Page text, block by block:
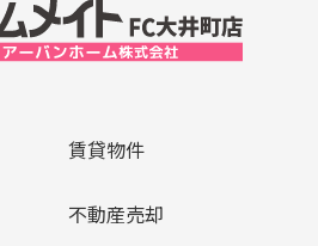
賃貸物件
不動産売却